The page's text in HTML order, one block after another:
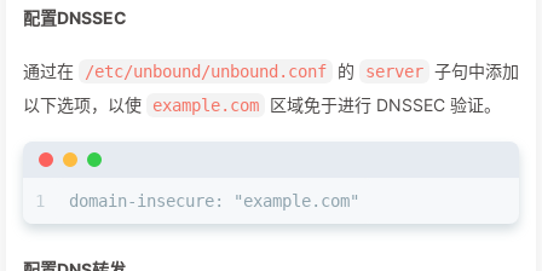
配置DNSSEC
通过在 /etc/unbound/unbound.conf 的 server 子句中添加
以下选项，以使
example.com 区域免于进行 DNSSEC 验证。
1 domain-insecure: "example.com"